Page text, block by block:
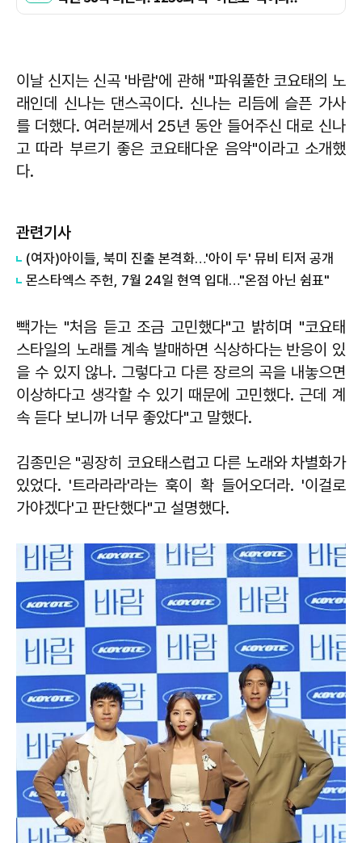
이날 신지는 신곡 '바람'에 관해 "파워풀한 코요태의 노
래인데 신나는 댄스곡이다. 신나는 리듬에 슬픈 가사
를 더했다. 여러분께서 25년 동안 들어주신 대로 신나
고 따라 부르기 좋은 코요태다운 음악"이라고 소개했
다.
관련기사
(여자)아이들, 북미 진출 본격화…'아이 두' 뮤비 티저 공개
몬스타엑스 주헌, 7월 24일 현역 입대…"온점 아닌 쉼표"
빽가는 "처음 듣고 조금 고민했다"고 밝히며 "코요태
스타일의 노래를 계속 발매하면 식상하다는 반응이 있
을 수 있지 않나. 그렇다고 다른 장르의 곡을 내놓으면
이상하다고 생각할 수 있기 때문에 고민했다. 근데 계
속 듣다 보니까 너무 좋았다"고 말했다.
김종민은 "굉장히 코요태스럽고 다른 노래와 차별화가
있었다. '트라라라'라는 훅이 확 들어오더라. '이걸로
가야겠다'고 판단했다"고 설명했다.